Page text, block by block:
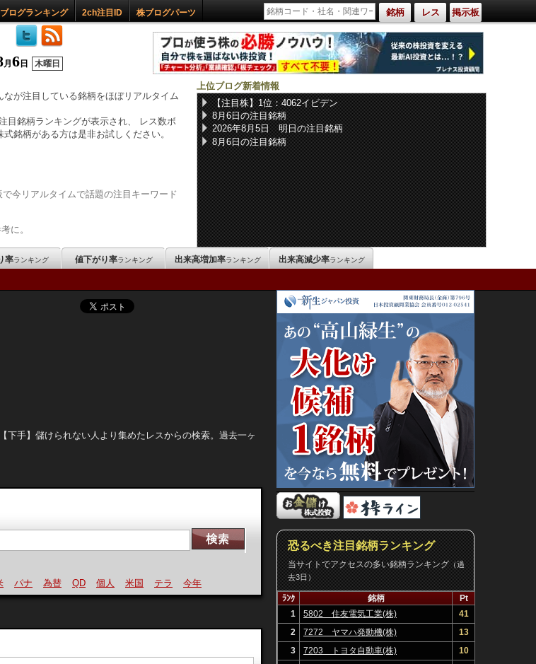
ブログランキング 2ch注目ID 株ブログパーツ 銘柄 レス 掲示板
月 6 日 木曜日
が注目している銘柄をほぼリアルタイム
目銘柄ランキングが表示され、 レス数ボ
銘柄がある方は是非お試しください。
今リアルタイムで話題の注目キーワード
に。
上位ブログ新着情報
【注目株】1位：4062イビデン
8月6日の注目銘柄
2026年8月5日 明日の注目銘柄
8月6日の注目銘柄
率ランキング 値下がり率ランキング 出来高増加率ランキング 出来高減少率ランキング
手】儲けられない人より集めたレスからの検索。過去一ヶ
パナ 為替 QD 個人 米国 テラ 今年 難
恐るべき注目銘柄ランキング
当サイトでアクセスの多い銘柄ランキング（過
去3日）
ﾗﾝｸ 銘柄
Pt
1
5802 住友電気工業(株)
41
2
7272 ヤマハ発動機(株)
13
3
7203 トヨタ自動車(株)
10